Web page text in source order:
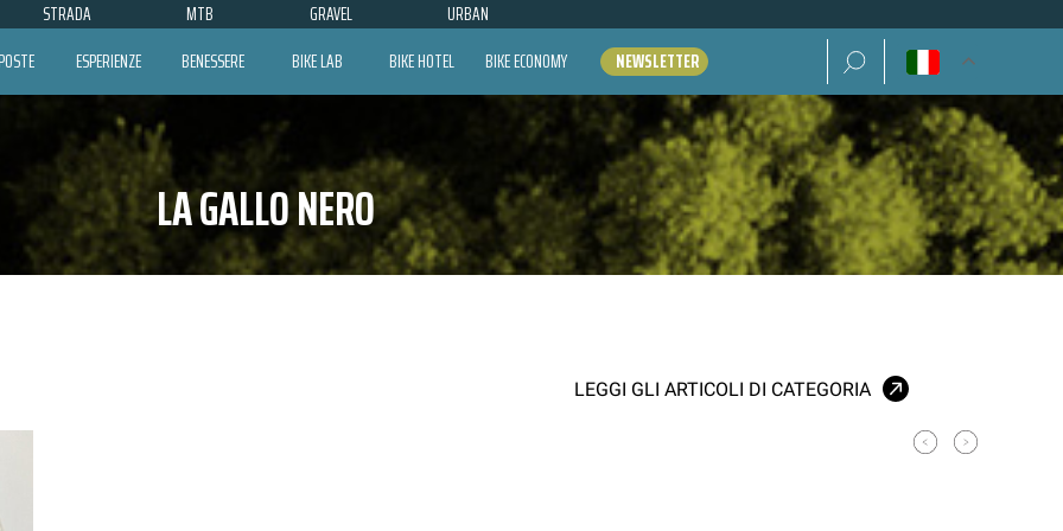
STRADA MTB GRAVEL URBAN
ESPERIENZE BENESSERE BIKE LAB BIKE HOTEL BIKE ECONOMY NEWSLETTER Ricerca per:
LA GALLO NERO
LEGGI GLI ARTICOLI DI CATEGORIA